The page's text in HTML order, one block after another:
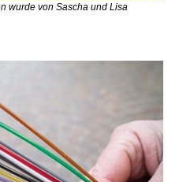
wurde von Sascha und Lisa